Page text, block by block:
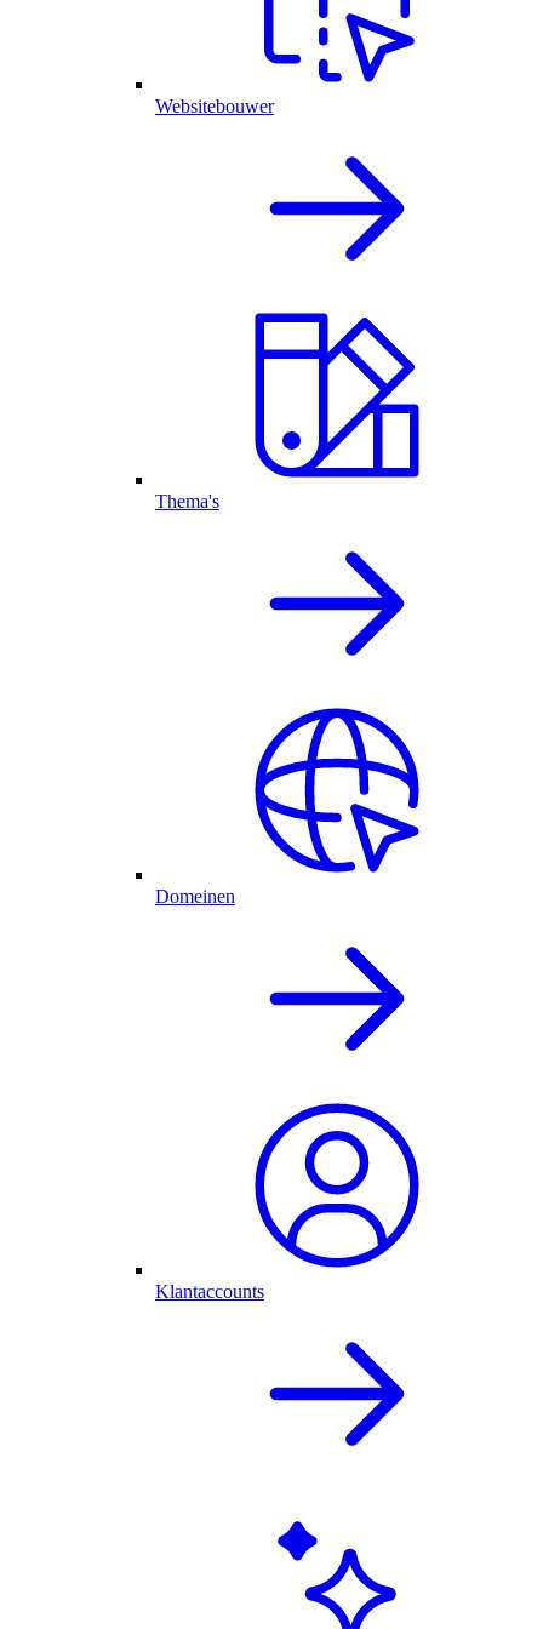
Websitebouwer
Thema's
Domeinen
Klantaccounts